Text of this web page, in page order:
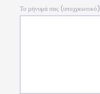
Το μήνυμά σας (υποχρεωτικό)